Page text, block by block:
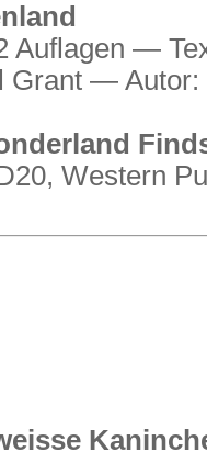
Auflagen —
Grant —
Western